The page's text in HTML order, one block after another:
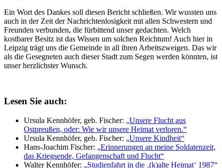
Ein Wort des Dankes soll diesen Bericht schließen. Wir wussten uns
auch in der Zeit der Nachrichtenlosigkeit mit allen Schwestern und
Freunden verbunden, die fürbittend unser gedachten. Welch
kostbarer Besitz ist das Wissen um solchen Reichtum! Auch hier in
Leipzig trägt uns die Gemeinde in all ihren Arbeitszweigen. Das wir
als die Gesegneten auch dieser Stadt zum Segen werden könnten, ist
unser herzlichster Wunsch.
Lesen Sie auch:
Ursula Kennhöfer, geb. Fischer:
Unsere Flucht aus
Ostpreußen, oder: Wie wir unsere Heimat verloren.
Ursula Kennhöfer, geb. Fischer:
Unsere Kindheit
Hans-Joachim Fischer:
Erinnerungen an meine Soldatenzeit,
das Kriegsende, Gefangenschaft und Flucht
Walter Kennhöfer:
Studienfahrt in die (k)alte Heimat 1987